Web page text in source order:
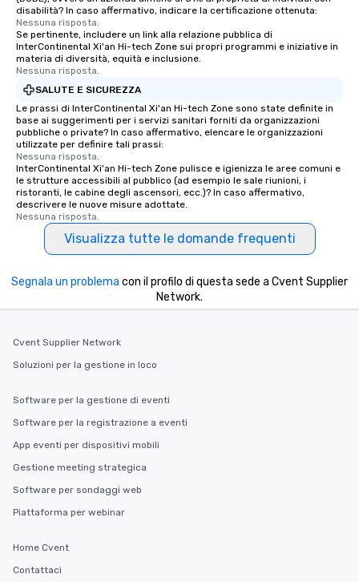
disabilità? In caso affermativo, indicare la certificazione ottenuta:
Nessuna risposta.
Se pertinente, includere un link alla relazione pubblica di
InterContinental Xi'an Hi-tech Zone sui propri programmi e iniziative in
materia di diversità, equità e inclusione.
Nessuna risposta.
SALUTE E SICUREZZA
Le prassi di InterContinental Xi'an Hi-tech Zone sono state definite in
base ai suggerimenti per i servizi sanitari forniti da organizzazioni
pubbliche o private? In caso affermativo, elencare le organizzazioni
utilizzate per definire tali prassi:
Nessuna risposta.
InterContinental Xi'an Hi-tech Zone pulisce e igienizza le aree comuni e
le strutture accessibili al pubblico (ad esempio le sale riunioni, i
ristoranti, le cabine degli ascensori, ecc.)? In caso affermativo,
descrivere le nuove misure adottate.
Nessuna risposta.
Visualizza tutte le domande frequenti
Segnala un problema con il profilo di questa sede a Cvent Supplier
Network.
Cvent Supplier Network
Soluzioni per la gestione in loco
Software per la gestione di eventi
Software per la registrazione a eventi
App eventi per dispositivi mobili
Gestione meeting strategica
Software per sondaggi web
Piattaforma per webinar
Home Cvent
Contattaci